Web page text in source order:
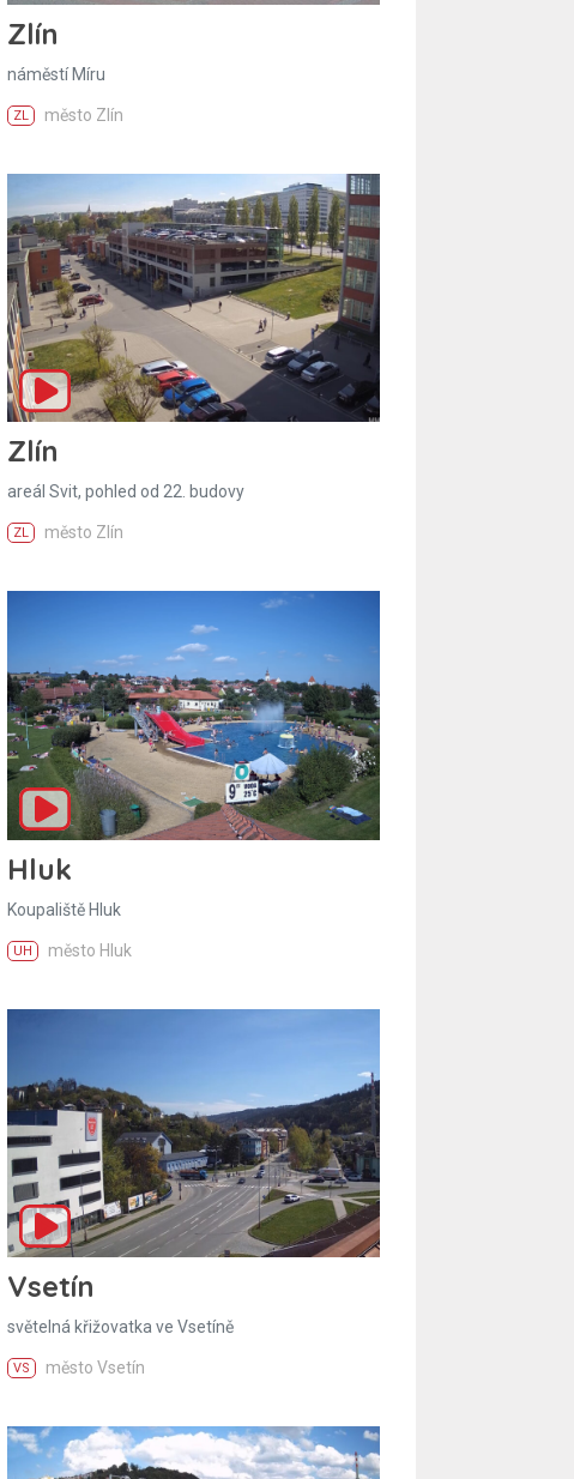
Zlín
náměstí Míru
ZL město Zlín
Zlín
areál Svit, pohled od 22. budovy
ZL město Zlín
Hluk
Koupaliště Hluk
UH město Hluk
Vsetín
světelná křižovatka ve Vsetíně
VS město Vsetín